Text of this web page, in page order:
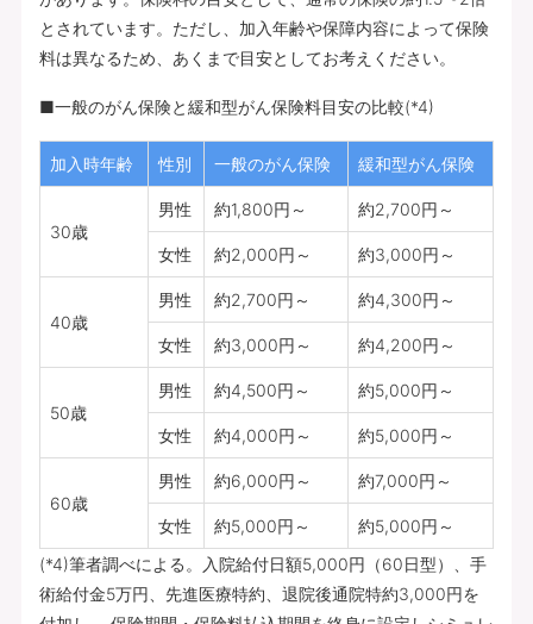
とされています。ただし、加入年齢や保障内容によって保険
料は異なるため、あくまで目安としてお考えください。
■一般のがん保険と緩和型がん保険料目安の比較(*4)
加入時年齢 性別 一般のがん保険 緩和型がん保険
30歳
男性 約1,800円～ 約2,700円～
女性 約2,000円～ 約3,000円～
40歳
男性 約2,700円～ 約4,300円～
女性 約3,000円～ 約4,200円～
50歳
男性 約4,500円～ 約5,000円～
女性 約4,000円～ 約5,000円～
60歳
男性 約6,000円～ 約7,000円～
女性 約5,000円～
約5,000円～
(*4)筆者調べによる。入院給付日額5,000円（60日型）、手
術給付金5万円、先進医療特約、退院後通院特約3,000円を